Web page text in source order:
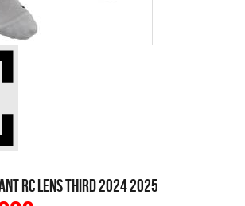
RC Lens Third 2024 2025